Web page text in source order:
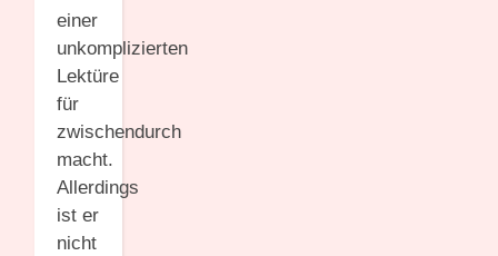
einer
unkomplizierten
Lektüre
für
zwischendurch
macht.
Allerdings
ist er
nicht